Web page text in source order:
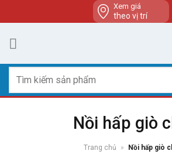
to
content
Xem giá
theo vị trí
kiếm:
Nồi hấp giò
Trang chủ » Nồi hấp giò